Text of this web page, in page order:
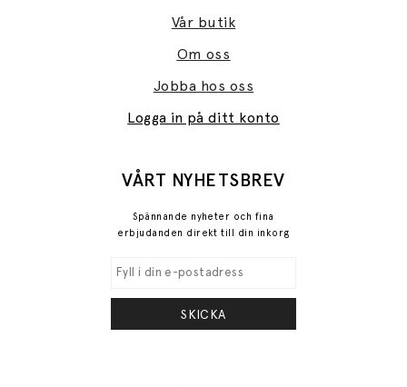
Vår butik
Om oss
Jobba hos oss
Logga in på ditt konto
VÅRT NYHETSBREV
Spännande nyheter och fina
erbjudanden direkt till din inkorg
SKICKA